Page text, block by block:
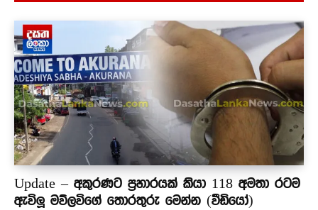
ලොකු ප්ලෑන් එකක්...
Update – අකුරණට ප්‍රහාරයක් කියා 118 අමතා රටම
ඇවිලූ මව්ලවිගේ තොරතුරු මෙන්න (වීඩියෝ)